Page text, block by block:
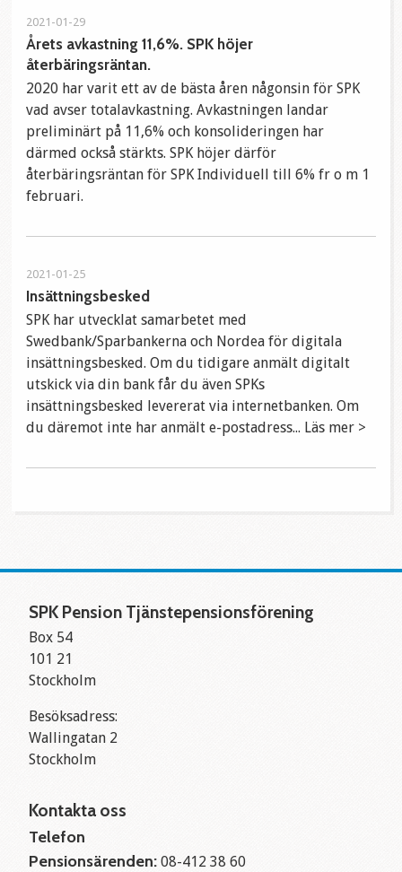
2021-01-29
Årets avkastning 11,6%. SPK höjer
återbäringsräntan.
2020 har varit ett av de bästa åren någonsin för SPK
vad avser totalavkastning. Avkastningen landar
preliminärt på 11,6% och konsolideringen har
därmed också stärkts. SPK höjer därför
återbäringsräntan för SPK Individuell till 6% fr o m 1
februari.
2021-01-25
Insättningsbesked
SPK har utvecklat samarbetet med
Swedbank/Sparbankerna och Nordea för digitala
insättningsbesked. Om du tidigare anmält digitalt
utskick via din bank får du även SPKs
insättningsbesked levererat via internetbanken. Om
du däremot inte har anmält e-postadress... Läs mer >
SPK Pension Tjänstepensionsförening
Box 54
101 21
Stockholm
Besöksadress:
Wallingatan 2
Stockholm
Kontakta oss
Telefon
Pensionsärenden: 08-412 38 60